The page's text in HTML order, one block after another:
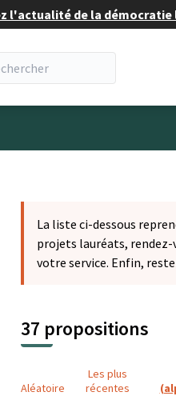
l'actualité de la démocratie
La liste ci-dessous
projets lauréats, rendez-
votre service. Enfin,
37 propositions
Aléatoire
Les plus
récentes